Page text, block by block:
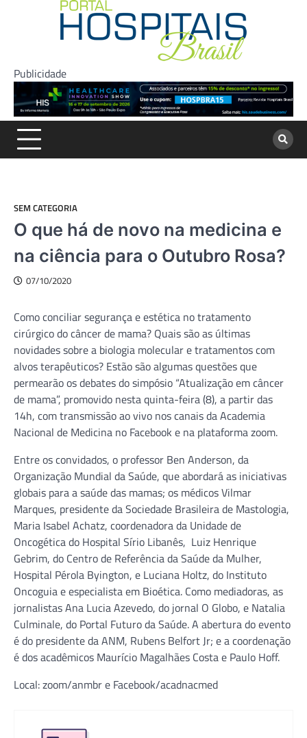
Publicidade
SEM CATEGORIA
O que há de novo na medicina e
na ciência para o Outubro Rosa?
07/10/2020
Como conciliar segurança e estética no tratamento
cirúrgico do câncer de mama? Quais são as últimas
novidades sobre a biologia molecular e tratamentos com
alvos terapêuticos? Estão são algumas questões que
permearão os debates do simpósio “Atualização em câncer
de mama”, promovido nesta quinta-feira (8), a partir das
14h, com transmissão ao vivo nos canais da Academia
Nacional de Medicina no Facebook e na plataforma zoom.
Entre os convidados, o professor Ben Anderson, da
Organização Mundial da Saúde, que abordará as iniciativas
globais para a saúde das mamas; os médicos Vilmar
Marques, presidente da Sociedade Brasileira de Mastologia,
Maria Isabel Achatz, coordenadora da Unidade de
Oncogética do Hospital Sírio Libanês, Luiz Henrique
Gebrim, do Centro de Referência da Saúde da Mulher,
Hospital Pérola Byington, e Luciana Holtz, do Instituto
Oncoguia e especialista em Bioética. Como mediadoras, as
jornalistas Ana Lucia Azevedo, do jornal O Globo, e Natalia
Culminale, do Portal Futuro da Saúde. A abertura do evento
é do presidente da ANM, Rubens Belfort Jr; e a coordenação
é dos acadêmicos Maurício Magalhães Costa e Paulo Hoff.
Local: zoom/anmbr e Facebook/acadnacmed